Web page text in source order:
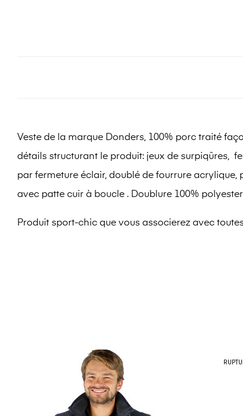
Veste de la marque Donders, 100% porc traité
détails structurant le produit: jeux de surpiqûres,
par fermeture éclair, doublé de fourrure
avec patte cuir à boucle . Doublure 100%
Produit sport-chic que vous associerez avec